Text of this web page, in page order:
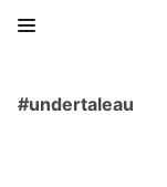
#undertaleau